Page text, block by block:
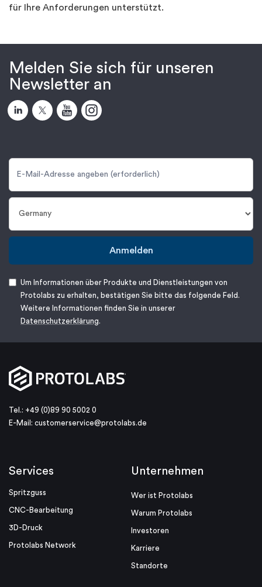
für Ihre Anforderungen unterstützt.
Melden Sie sich für unseren
Newsletter an
Anmelden
Um Informationen über Produkte und Dienstleistungen von
Protolabs zu erhalten, bestätigen Sie bitte das folgende Feld.
Weitere Informationen finden Sie in unserer
Datenschutzerklärung.
Tel.: +49 (0)89 90 5002 0
E-Mail: customerservice@protolabs.de
Services
Spritzguss
CNC-Bearbeitung
3D-Druck
Protolabs Network
Unternehmen
Wer ist Protolabs
Warum Protolabs
Investoren
Karriere
Standorte